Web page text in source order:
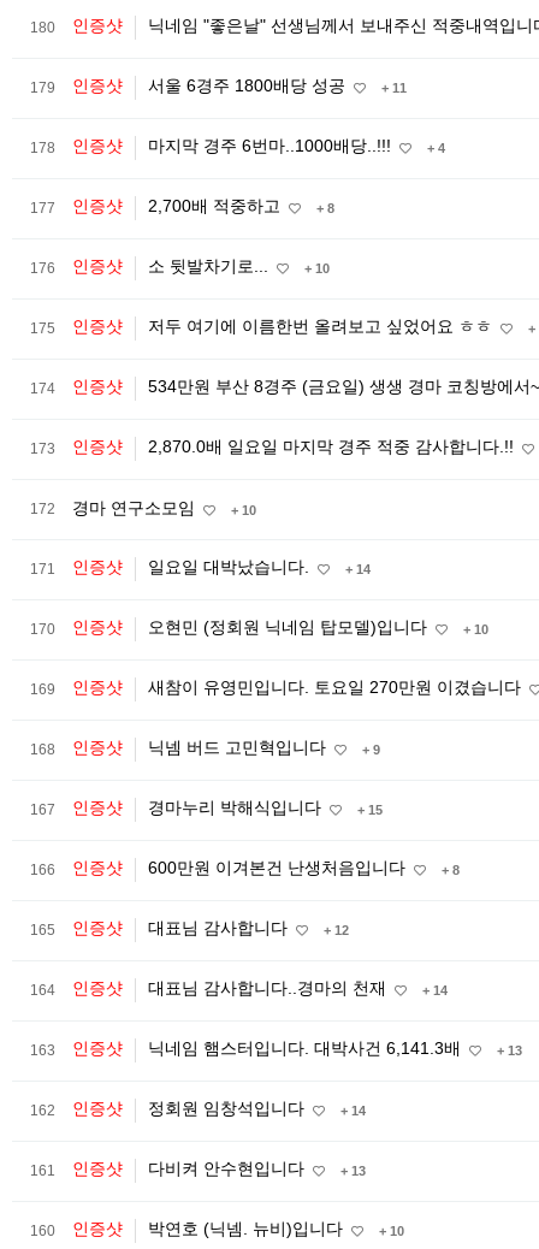
180 인증샷 닉네임 "좋은날" 선생님께서 보내주신 적중내역입
179 인증샷 서울 6경주 1800배당 성공 + 11
178 인증샷 마지막 경주 6번마..1000배당..!!! + 4
177 인증샷 2,700배 적중하고 + 8
176 인증샷 소 뒷발차기로... + 10
175 인증샷 저두 여기에 이름한번 올려보고 싶었어요 ㅎㅎ +
174 인증샷 534만원 부산 8경주 (금요일) 생생 경마 코칭방에서
173 인증샷 2,870.0배 일요일 마지막 경주 적중 감사합니다.!!
172 경마 연구소모임 + 10
171 인증샷 일요일 대박났습니다. + 14
170 인증샷 오현민 (정회원 닉네임 탑모델)입니다 + 10
169 인증샷 새참이 유영민입니다. 토요일 270만원 이겼습니다
168 인증샷 닉넴 버드 고민혁입니다 + 9
167 인증샷 경마누리 박해식입니다 + 15
166 인증샷 600만원 이겨본건 난생처음입니다 + 8
165 인증샷 대표님 감사합니다 + 12
164 인증샷 대표님 감사합니다..경마의 천재 + 14
163 인증샷 닉네임 햄스터입니다. 대박사건 6,141.3배 + 13
162 인증샷 정회원 임창석입니다 + 14
161 인증샷 다비켜 안수현입니다 + 13
160 인증샷 박연호 (닉넴. 뉴비)입니다 + 10